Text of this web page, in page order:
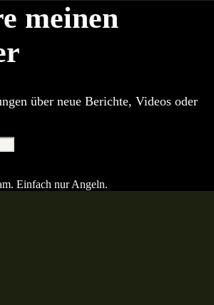
meinen
über neue Berichte, Videos oder
Einfach nur Angeln.